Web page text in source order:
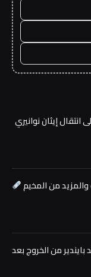
انتقال إيثان نوانيري
والمزيد من المخيم
بايندير من الخروج بعد